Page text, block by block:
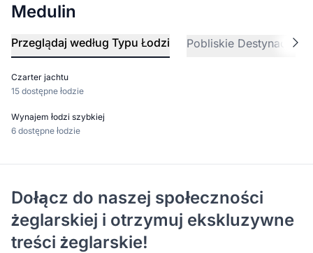
Medulin
Przeglądaj według Typu Łodzi Pobliskie Destynacje
Czarter jachtu
15 dostępne łodzie
Wynajem łodzi szybkiej
6 dostępne łodzie
Dołącz do naszej społeczności
żeglarskiej i otrzymuj ekskluzywne
treści żeglarskie!